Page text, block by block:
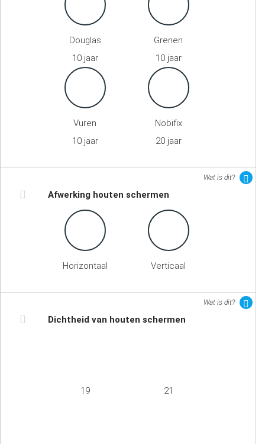
Douglas
10 jaar
Grenen
10 jaar
Vuren
10 jaar
Nobifix
20 jaar
Wat is dit?
Afwerking houten schermen
Horizontaal Verticaal
Wat is dit?
Dichtheid van houten schermen
19 21